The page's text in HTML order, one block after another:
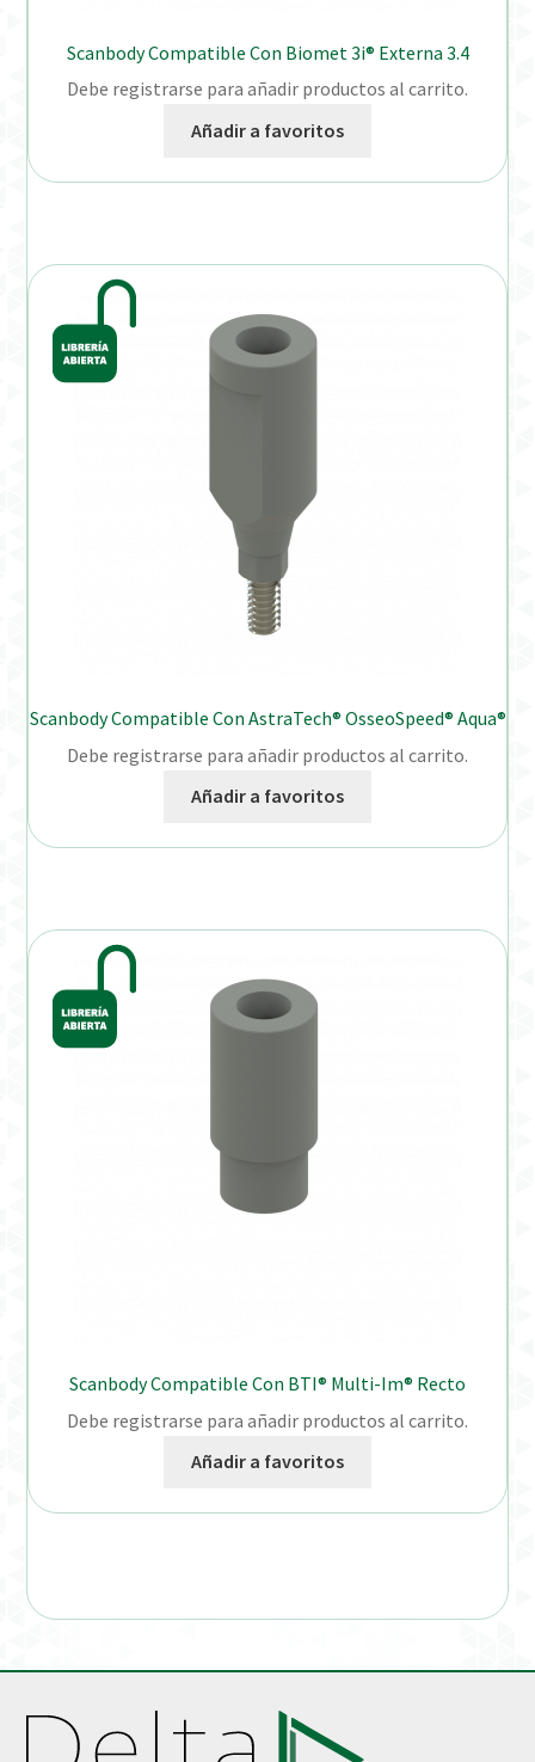
Scanbody Compatible Con Biomet 3i® Externa 3.4
Debe registrarse para añadir productos al carrito.
Añadir a favoritos
Scanbody Compatible Con AstraTech® OsseoSpeed® Aqua®
Debe registrarse para añadir productos al carrito.
Añadir a favoritos
Scanbody Compatible Con BTI® Multi-Im® Recto
Debe registrarse para añadir productos al carrito.
Añadir a favoritos